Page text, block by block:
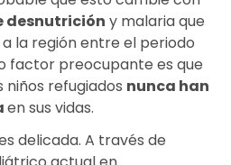
desnutrición y malaria que
la región entre el periodo
factor preocupante es que
refugiados nunca han
en sus vidas.
delicada. A través de